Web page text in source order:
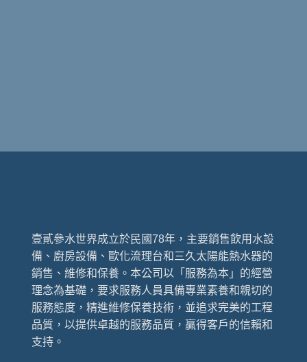
壹貳參水世界成立於民國78年，主要銷售飲用水設
備、廚房設備、歐化流理台和三久太陽能熱水器的
銷售、維修和保養。本公司以「服務為本」的經營
理念為基礎，要求服務人員具備專業素養和親切的
服務態度，精進維修保養技術，並追求完美的工程
品質，以提供卓越的服務品質，贏得客戶的信賴和
支持。